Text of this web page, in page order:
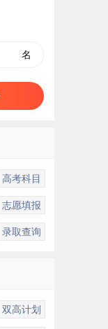
名
高考科目
志愿填报
录取查询
双高计划